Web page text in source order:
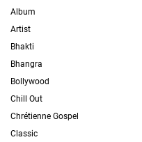
Album
Artist
Bhakti
Bhangra
Bollywood
Chill Out
Chrétienne Gospel
Classic